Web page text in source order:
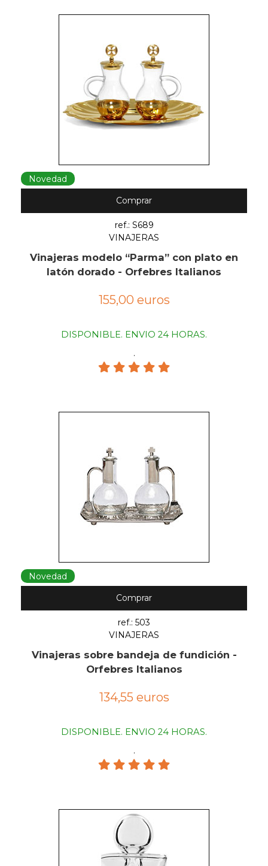
Novedad
Comprar
ref.: S689
VINAJERAS
Vinajeras modelo “Parma” con plato en
latón dorado - Orfebres Italianos
155,00 euros
DISPONIBLE. ENVIO 24 HORAS.
.
Novedad
Comprar
ref.: 503
VINAJERAS
Vinajeras sobre bandeja de fundición -
Orfebres Italianos
134,55 euros
DISPONIBLE. ENVIO 24 HORAS.
.